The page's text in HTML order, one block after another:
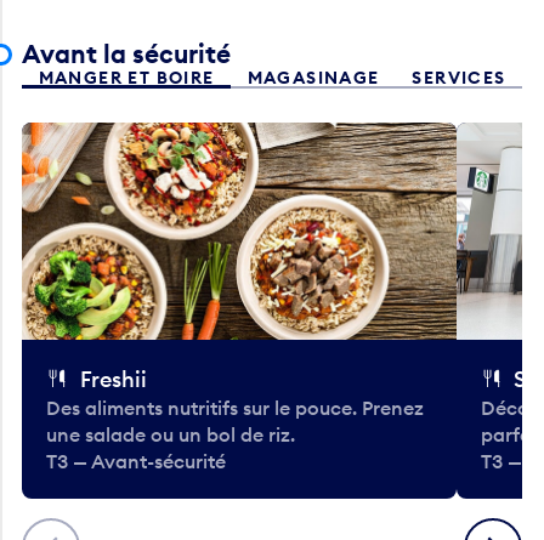
Avant la sécurité
MANGER ET BOIRE MAGASINAGE SERVICES
Précédent
Freshii
Des aliments nutritifs sur le pouce. Prenez
une salade ou un bol de riz.
T3 — Avant-sécurité
T3 —
Suivant